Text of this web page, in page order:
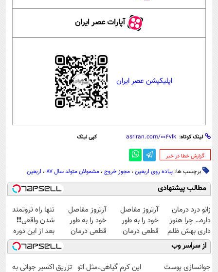
آپارات عصر ایران
اپلیکیشن عصر ایران
لینک کوتاه: کپی لینک
‌گزارش خطا در خبر
برچسب ها: پیاده روی اربعین ، مجوز خروج ، مشمولان متولد سال ۸۷ ، اربعین
مطالب پیشنهادی
زانو درد درمان
داره… چرا هنوز
داری بهش ظلم
می‌کنی؟
آرتروز مفاصل
خود را به طور
قطعی درمان
کنید!
◂پرسش‌نامه▸
آرتروز مفاصل
خود را به طور
قطعی درمان
کنید!
◗پرسش‌نامه◖
تنها راه ثروتمند
شدن واقعی❗❗
بعد از این دوره
تو خواب هم پول
در بیار😍
از سراسر وب
جوانسازی پوست
این کرم گیاهی،مثل اتو تزریق اکسیر جوانی به